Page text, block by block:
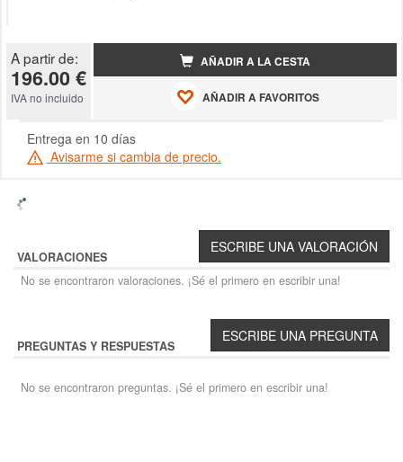
A partir de:
196.00 €
IVA no incluido
AÑADIR A LA CESTA
AÑADIR A FAVORITOS
Entrega en 10 días
Avisarme si cambia de precio.
VALORACIONES
No se encontraron valoraciones. ¡Sé el primero en escribir una!
PREGUNTAS Y RESPUESTAS
No se encontraron preguntas. ¡Sé el primero en escribir una!